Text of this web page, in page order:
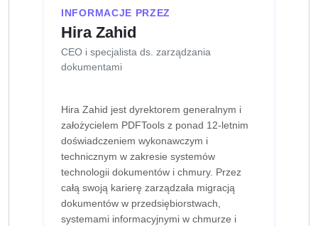
INFORMACJE PRZEZ
Hira Zahid
CEO i specjalista ds. zarządzania
dokumentami
Hira Zahid jest dyrektorem generalnym i
założycielem PDFTools z ponad 12-letnim
doświadczeniem wykonawczym i
technicznym w zakresie systemów
technologii dokumentów i chmury. Przez
całą swoją karierę zarządzała migracją
dokumentów w przedsiębiorstwach,
systemami informacyjnymi w chmurze i